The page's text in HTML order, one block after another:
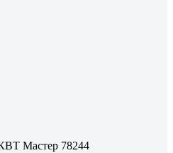
Мастер 78244